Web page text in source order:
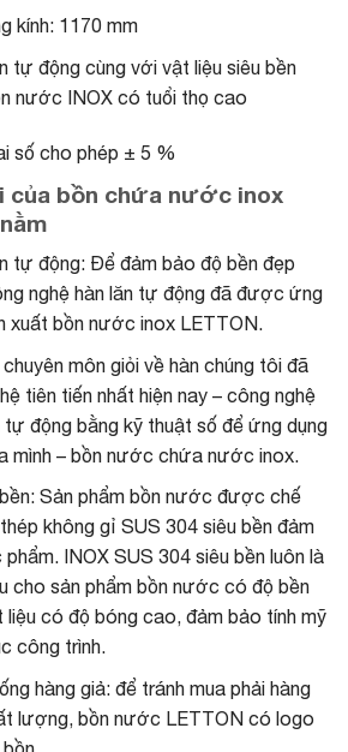
kính: 1170 mm
tự động cùng với vật liệu siêu bền
nước INOX có tuổi thọ cao
số cho phép ± 5 %
của bồn chứa nước inox
tự động: Để đảm bảo độ bền đẹp
nghệ hàn lăn tự động đã được ứng
xuất bồn nước inox LETTON.
môn giỏi về hàn chúng tôi đã
tiên tiến nhất hiện nay – công nghệ
tự động bằng kỹ thuật số để ứng dụng
mình – bồn nước chứa nước inox.
Sản phẩm bồn nước được chế
không gỉ SUS 304 siêu bền đảm
INOX SUS 304 siêu bền luôn là
cho sản phẩm bồn nước có độ bền
liệu có độ bóng cao, đảm bảo tính mỹ
công trình.
hàng giả: để tránh mua phải hàng
lượng, bồn nước LETTON có logo